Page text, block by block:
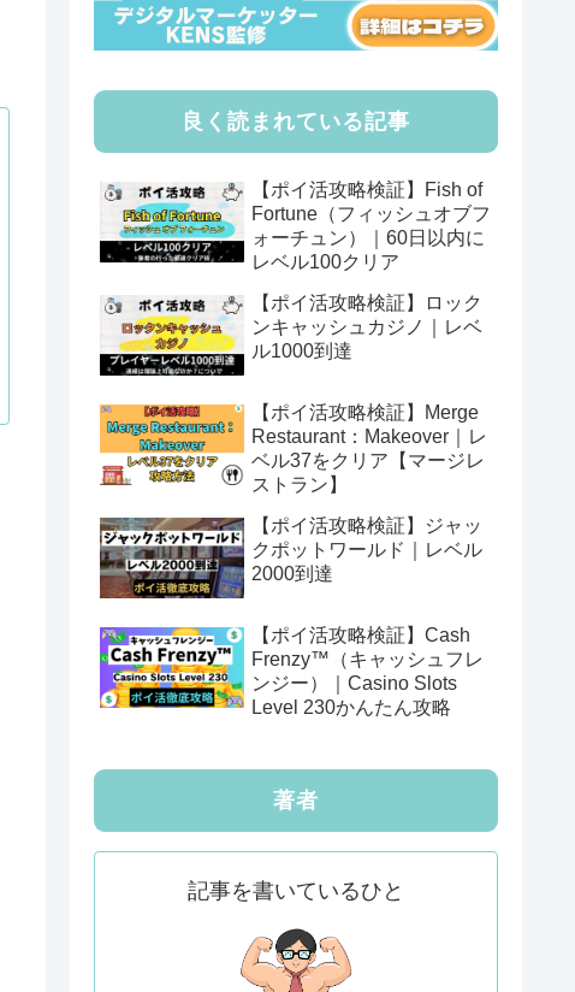
良く読まれている記事
【ポイ活攻略検証】Fish of
Fortune（フィッシュオブフ
ォーチュン）｜60日以内に
レベル100クリア
【ポイ活攻略検証】ロック
ンキャッシュカジノ｜レベ
ル1000到達
【ポイ活攻略検証】Merge
Restaurant：Makeover｜レ
ベル37をクリア【マージレ
ストラン】
【ポイ活攻略検証】ジャッ
クポットワールド｜レベル
2000到達
【ポイ活攻略検証】Cash
Frenzy™（キャッシュフレ
ンジー）｜Casino Slots
Level 230かんたん攻略
著者
記事を書いているひと